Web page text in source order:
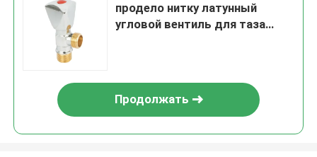
продело нитку латунный
угловой вентиль для таза
Продолжать